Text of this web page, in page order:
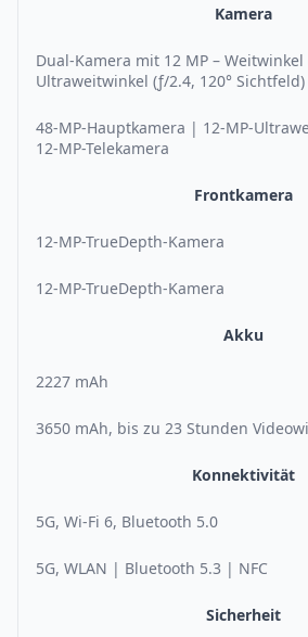
Kamera
Dual-Kamera mit 12 MP – Weitwinkel
Ultraweitwinkel (ƒ/2.4, 120° Sichtfeld)
48-MP-Hauptkamera | 12-MP-
12-MP-Telekamera
Frontkamera
12-MP-TrueDepth-Kamera
12-MP-TrueDepth-Kamera
Akku
2227 mAh
3650 mAh, bis zu 23 Stunden
Konnektivität
5G, Wi-Fi 6, Bluetooth 5.0
5G, WLAN | Bluetooth 5.3 | NFC
Sicherheit